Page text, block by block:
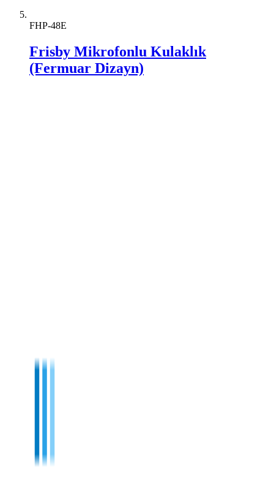
FHP-48E
Frisby Mikrofonlu Kulaklık
(Fermuar Dizayn)